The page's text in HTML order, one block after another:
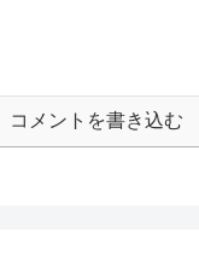
コメントを書き込む